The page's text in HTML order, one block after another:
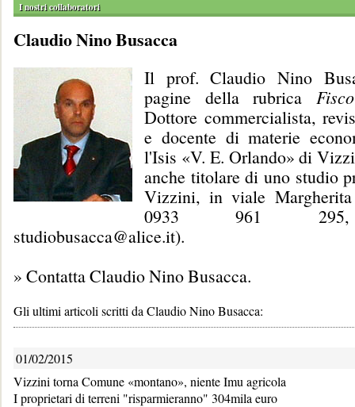
I nostri collaboratori
Claudio Nino Busacca
Il prof. Claudio Nino
pagine della rubrica
Dottore commercialista,
e docente di materie
l'Isis «V. E. Orlando» di
anche titolare di uno studio
Vizzini, in viale
0933 961
studiobusacca@alice.it).
» Contatta Claudio Nino Busacca.
Gli ultimi articoli scritti da Claudio Nino Busacca:
01/02/2015
Vizzini torna Comune «montano», niente Imu agricola
I proprietari di terreni "risparmieranno" 304mila euro